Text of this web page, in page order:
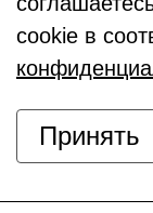
cookie в
Принять